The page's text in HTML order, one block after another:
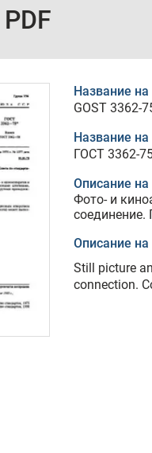
Название
GOST 3362-
Название на
ГОСТ 3362-
Описание на
Фото- и
Описание на
Still picture
connection.